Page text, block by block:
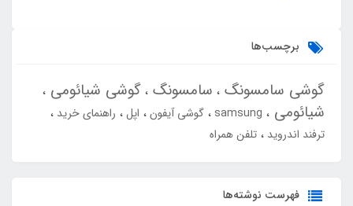
برچسب‌ها
گوشی سامسونگ سامسونگ گوشی شیائومی
شیائومی
samsung گوشی آیفون اپل
راهنمای خرید
ترفند اندروید
تلفن همراه
فهرست نوشته‌ها